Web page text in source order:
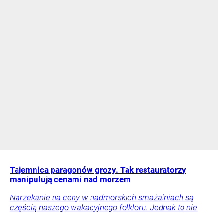
Tajemnica paragonów grozy. Tak restauratorzy
manipulują cenami nad morzem
Narzekanie na ceny w nadmorskich smażalniach są
częścią naszego wakacyjnego folkloru. Jednak to nie